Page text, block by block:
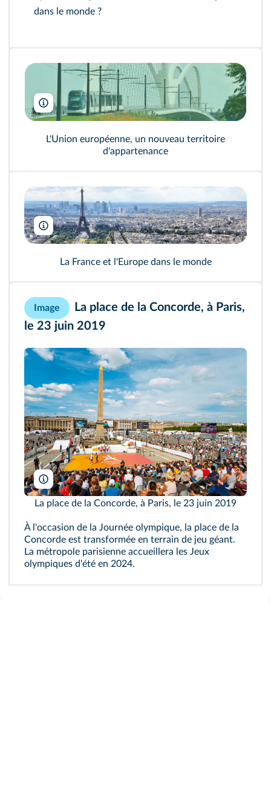
dans le monde ?
Mattes René/HEMIS/AFP
L'Union européenne, un nouveau territoire
d'appartenance
Tupungato/Shutterstock
La France et l'Europe dans le monde
Image
La place de la Concorde, à Paris,
le 23 juin 2019
Gardel Bertrand/HEMIS/AFP
La place de la Concorde, à Paris, le 23 juin 2019
À l'occasion de la Journée olympique, la place de la
Concorde est transformée en terrain de jeu géant.
La métropole parisienne accueillera les Jeux
olympiques d'été en 2024.